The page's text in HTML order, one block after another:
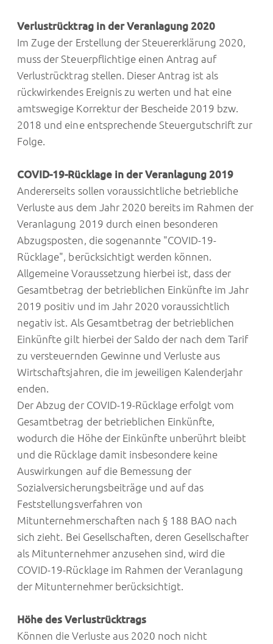
Verlustrücktrag in der Veranlagung 2020
Im Zuge der Erstellung der Steuererklärung 2020,
muss der Steuerpflichtige einen Antrag auf
Verlustrücktrag stellen. Dieser Antrag ist als
rückwirkendes Ereignis zu werten und hat eine
amtswegige Korrektur der Bescheide 2019 bzw.
2018 und eine entsprechende Steuergutschrift zur
Folge.
COVID-19-Rücklage in der Veranlagung 2019
Andererseits sollen voraussichtliche betriebliche
Verluste aus dem Jahr 2020 bereits im Rahmen der
Veranlagung 2019 durch einen besonderen
Abzugsposten, die sogenannte "COVID-19-
Rücklage", berücksichtigt werden können.
Allgemeine Voraussetzung hierbei ist, dass der
Gesamtbetrag der betrieblichen Einkünfte im Jahr
2019 positiv und im Jahr 2020 voraussichtlich
negativ ist. Als Gesamtbetrag der betrieblichen
Einkünfte gilt hierbei der Saldo der nach dem Tarif
zu versteuernden Gewinne und Verluste aus
Wirtschaftsjahren, die im jeweiligen Kalenderjahr
enden.
Der Abzug der COVID-19-Rücklage erfolgt vom
Gesamtbetrag der betrieblichen Einkünfte,
wodurch die Höhe der Einkünfte unberührt bleibt
und die Rücklage damit insbesondere keine
Auswirkungen auf die Bemessung der
Sozialversicherungsbeiträge und auf das
Feststellungsverfahren von
Mitunternehmerschaften nach § 188 BAO nach
sich zieht. Bei Gesellschaften, deren Gesellschafter
als Mitunternehmer anzusehen sind, wird die
COVID-19-Rücklage im Rahmen der Veranlagung
der Mitunternehmer berücksichtigt.
Höhe des Verlustrücktrags
Können die Verluste aus 2020 noch nicht